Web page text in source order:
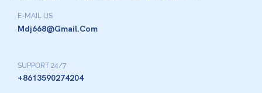
E-MAIL US
Mdj668@gmail.com
SUPPORT 24/7
+8613590274204